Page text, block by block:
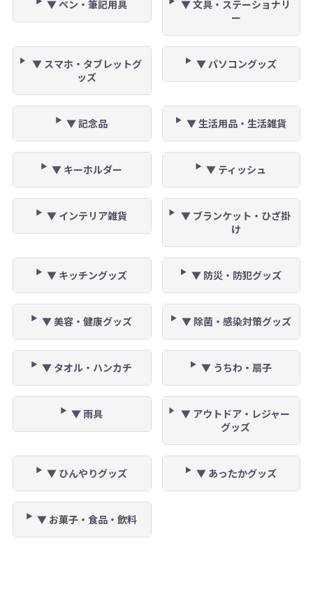
▼ ペン・筆記用具
▼ 文具・ステーショナリ
ー
▼ スマホ・タブレットグ
ッズ
▼ パソコングッズ
▼ 記念品 ▼ 生活用品・生活雑貨
▼ キーホルダー ▼ ティッシュ
▼ インテリア雑貨
▼ ブランケット・ひざ掛
け
▼ キッチングッズ ▼ 防災・防犯グッズ
▼ 美容・健康グッズ ▼ 除菌・感染対策グッズ
▼ タオル・ハンカチ ▼ うちわ・扇子
▼ 雨具
▼ アウトドア・レジャー
グッズ
▼ ひんやりグッズ ▼ あったかグッズ
▼ お菓子・食品・飲料